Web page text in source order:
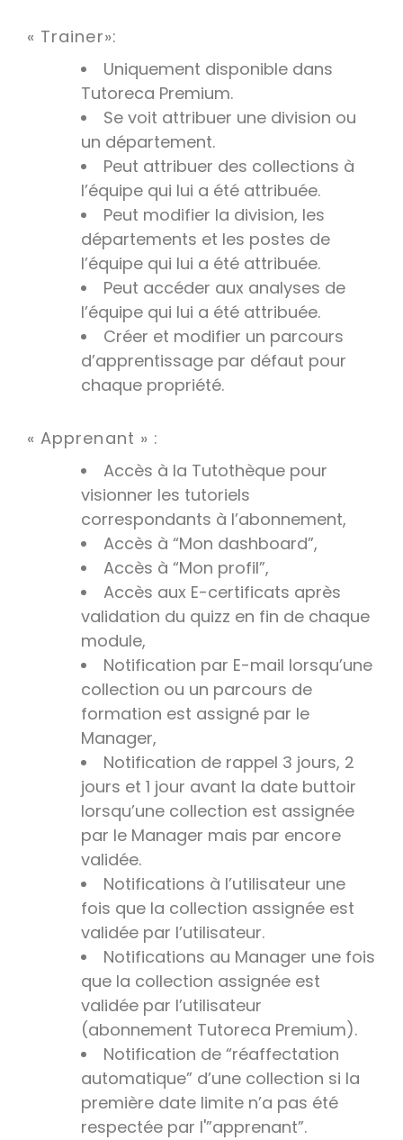
« Trainer»:
Uniquement disponible dans
Tutoreca Premium.
Se voit attribuer une division ou
un département.
Peut attribuer des collections à
l’équipe qui lui a été attribuée.
Peut modifier la division, les
départements et les postes de
l’équipe qui lui a été attribuée.
Peut accéder aux analyses de
l’équipe qui lui a été attribuée.
Créer et modifier un parcours
d’apprentissage par défaut pour
chaque propriété.
« Apprenant » :
Accès à la Tutothèque pour
visionner les tutoriels
correspondants à l’abonnement,
Accès à “Mon dashboard”,
Accès à “Mon profil”,
Accès aux E-certificats après
validation du quizz en fin de chaque
module,
Notification par E-mail lorsqu’une
collection ou un parcours de
formation est assigné par le
Manager,
Notification de rappel 3 jours, 2
jours et 1 jour avant la date buttoir
lorsqu’une collection est assignée
par le Manager mais par encore
validée.
Notifications à l’utilisateur une
fois que la collection assignée est
validée par l’utilisateur.
Notifications au Manager une fois
que la collection assignée est
validée par l’utilisateur
(abonnement Tutoreca Premium).
Notification de “réaffectation
automatique” d’une collection si la
première date limite n’a pas été
respectée par l'”apprenant”.